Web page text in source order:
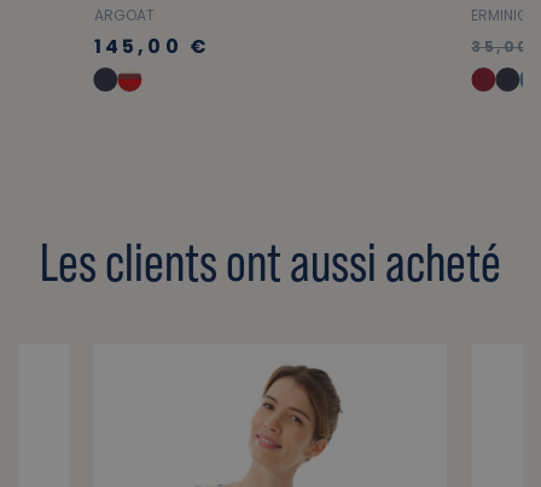
ARGOAT
145,00 €
ERMINIG
35,00
Les clients ont aussi acheté